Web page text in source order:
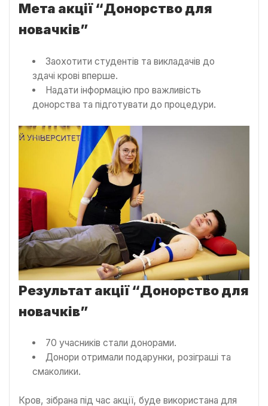
Мета акції “Донорство для
новачків”
Заохотити студентів та викладачів до
здачі крові вперше.
Надати інформацію про важливість
донорства та підготувати до процедури.
Результат акції “Донорство для
новачків”
70 учасників стали донорами.
Донори отримали подарунки, розіграші та
смаколики.
Кров, зібрана під час акції, буде використана для